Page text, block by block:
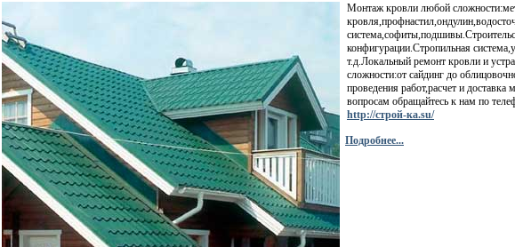
Монтаж кровли любой
конфигурации.Стропильная
т.д.Локальный ремонт кровли и
сложности:от сайдинг до
проведения работ,расчет и
вопросам обращайтесь к нам по
http://строй-ка.su/
Подробнее...